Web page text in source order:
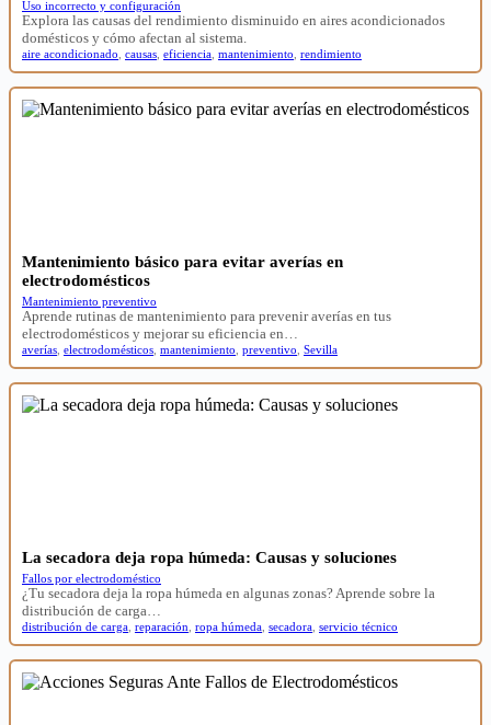
Uso incorrecto y configuración
Explora las causas del rendimiento disminuido en aires acondicionados
domésticos y cómo afectan al sistema.
aire acondicionado causas eficiencia mantenimiento rendimiento
Mantenimiento básico para evitar averías en
electrodomésticos
Mantenimiento preventivo
Aprende rutinas de mantenimiento para prevenir averías en tus
electrodomésticos y mejorar su eficiencia en…
averías electrodomésticos mantenimiento preventivo Sevilla
La secadora deja ropa húmeda: Causas y soluciones
Fallos por electrodoméstico
¿Tu secadora deja la ropa húmeda en algunas zonas? Aprende sobre la
distribución de carga…
distribución de carga reparación ropa húmeda secadora servicio técnico